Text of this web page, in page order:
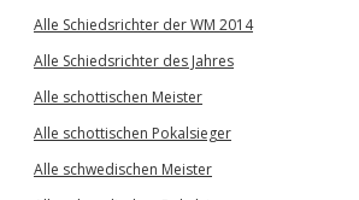
Alle Schiedsrichter der WM 2014
Alle Schiedsrichter des Jahres
Alle schottischen Meister
Alle schottischen Pokalsieger
Alle schwedischen Meister